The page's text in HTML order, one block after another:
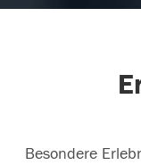
Besondere